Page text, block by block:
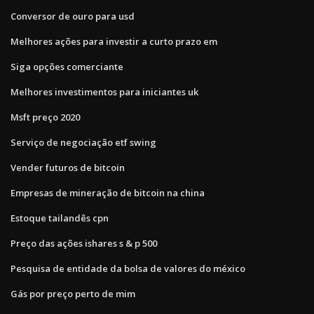
Conversor de ouro para usd
Melhores ações para investir a curto prazo em
Siga opções comerciante
Melhores investimentos para iniciantes uk
Msft preço 2020
Serviço de negociação etf swing
Vender futuros de bitcoin
Empresas de mineração de bitcoin na china
Estoque tailandês cpn
Preço das ações ishares s & p 500
Pesquisa de entidade da bolsa de valores do méxico
Gás por preço perto de mim